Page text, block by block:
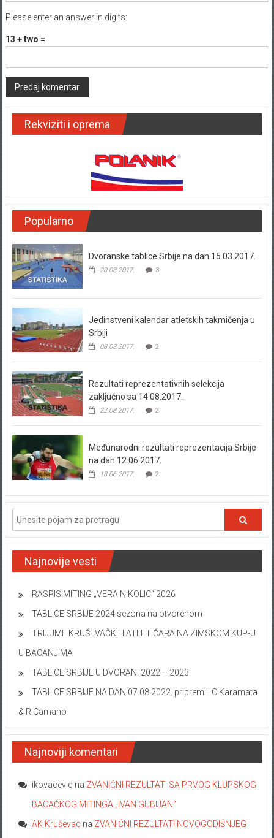
Please enter an answer in digits:
13 + two =
Rekviziti i oprema
Popularno
Dvoranske tablice Srbije na dan 15.03.2017.
20.03.2017. 3
Jedinstveni kalendar atletskih takmičenja u
Srbiji
08.03.2017. 2
Rezultati reprezentativnih selekcija
zaključno sa 14.08.2017.
22.08.2017. 2
Međunarodni rezultati reprezentacija Srbije
na dan 12.06.2017.
13.06.2017. 2
Najnovije vesti
RASPIS MITING „VERA NIKOLIC“ 2026
TABLICE SRBIJE 2024 sezona na otvorenom
TRIJUMF KRUŠEVAČKIH ATLETIČARA NA ZIMSKOM KUP-U
U BACANJIMA
TABLICE SRBIJE U DVORANI 2022 – 2023
TABLICE SRBIJE NA DAN 07.08.2022. pripremili O.Karamata
& R.Camano
Najnoviji komentari
ikovacevic na ZVANIČNI REZULTATI SA PRVOG KLUPSKOG
BACAČKOG MITINGA „IVAN GUBIJAN“
AK Kruševac na ZVANIČNI REZULTATI NOVOGODIŠNJEG